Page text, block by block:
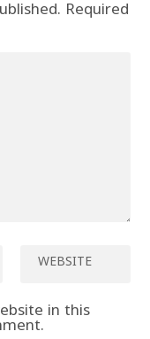
Required
in this